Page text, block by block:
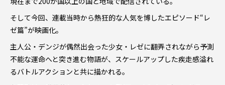
そして今回、連載当時から熱狂的な人気を博したエピソード“レ
ゼ篇”が映画化。
主人公・デンジが偶然出会った少女・レゼに翻弄されながら予測
不能な運命へと突き進む物語が、スケールアップした疾走感溢れ
るバトルアクションと共に描かれる。